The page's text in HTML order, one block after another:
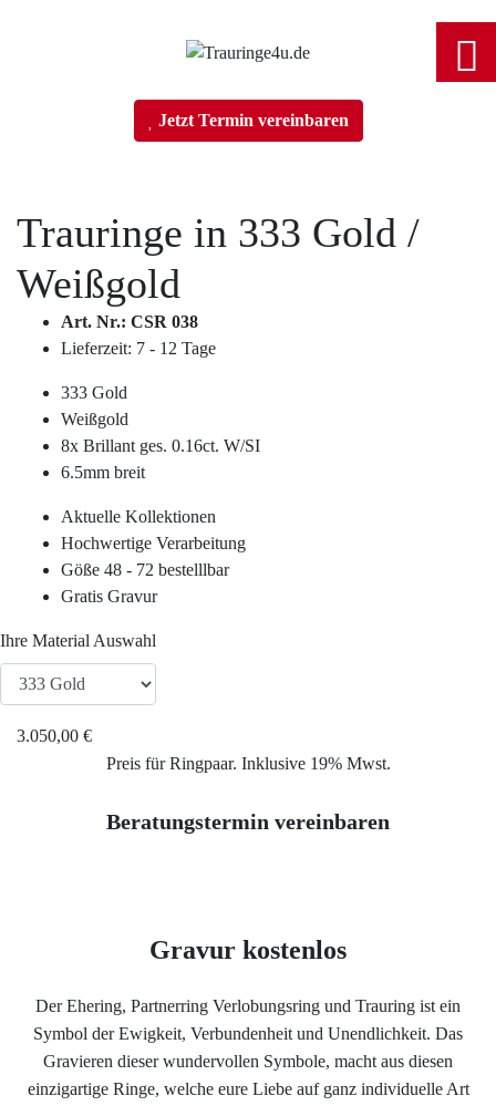
Jetzt Termin vereinbaren
Trauringe in 333 Gold /
Weißgold
Art. Nr.: CSR 038
Lieferzeit: 7 - 12 Tage
333 Gold
Weißgold
8x Brillant ges. 0.16ct. W/SI
6.5mm breit
Aktuelle Kollektionen
Hochwertige Verarbeitung
Göße 48 - 72 bestelllbar
Gratis Gravur
Ihre Material Auswahl
3.050,00 €
Preis für Ringpaar. Inklusive 19% Mwst.
Beratungstermin vereinbaren
Gravur kostenlos
Der Ehering, Partnerring Verlobungsring und Trauring ist ein
Symbol der Ewigkeit, Verbundenheit und Unendlichkeit. Das
Gravieren dieser wundervollen Symbole, macht aus diesen
einzigartige Ringe, welche eure Liebe auf ganz individuelle Art
Home
Verlobungsringe
Partnerringe
Service
Ringgrößen Tabelle
Trauring-Etui kostenlos
Kostenlose Gravur
Cookies
Datenschutzerklärung
Impressum